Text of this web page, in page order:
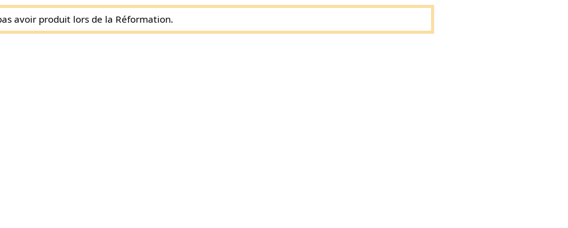
avoir produit lors de la Réformation.